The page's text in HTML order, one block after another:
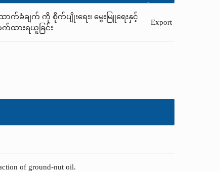
က်ခံချက် ကို စိုက်ပျိုးရေး၊ မွေးမြူရေးနှင့်
က်ထားရယူခြင်း
Export
of ground-nut oil.